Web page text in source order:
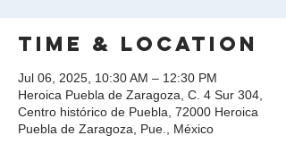
Time & Location
Jul 06, 2025, 10:30 AM – 12:30 PM
Heroica Puebla de Zaragoza, C. 4 Sur 304,
Centro histórico de Puebla, 72000 Heroica
Puebla de Zaragoza, Pue., México